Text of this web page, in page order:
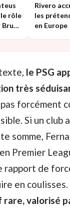
le rôle
Rivero
les
en Europe
le PSG
très
forcément
Si un club
somme,
Premier
rapport de
en coulisses.
valorisé